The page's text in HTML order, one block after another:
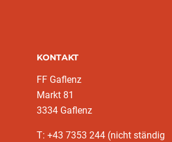
KONTAKT
FF Gaflenz
Markt 81
3334 Gaflenz
T: +43 7353 244 (nicht ständig